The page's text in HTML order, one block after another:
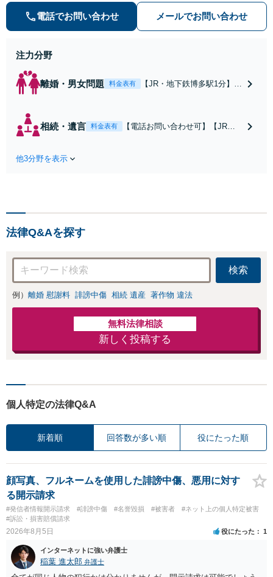
弁護士歴21年。インターネット問
題、医療、離婚、相続、後見、交通
事故、借金、労働、民事全般取扱い
電話でお問い合わせ メールでお問い合わせ
注力分野
離婚・男女問題 料金表有
【JR・地下鉄博多駅1分】
求／財産分与／親権などお
相続・遺言 料金表有
【電話お問い合わせ可】【JR・
任せください
他3分野を表示
法律Q&Aを探す
検索
例） 離婚 慰謝料 誹謗中傷 相続 遺産 著作物 違法
無料法律相談
新しく投稿する
個人特定の法律Q&A
新着順 回答数が多い順 役にたった順
顔写真、フルネームを使用した誹謗中傷、悪用に対す
る開示請求
#発信者情報開示請求 #誹謗中傷 #名誉毀損 #被害者
#ネット上の個人特定被害
#訴訟・損害賠償請求
2026年8月5日 役にたった 1
インターネットに強い弁護士
稲葉 進太郎 弁護士